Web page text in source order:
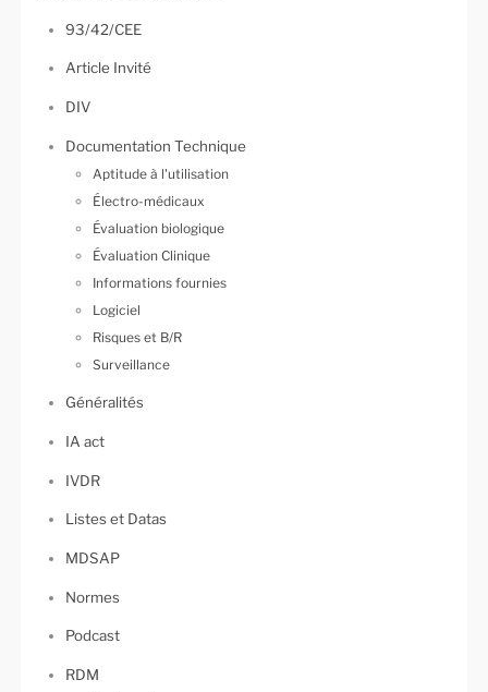
93/42/CEE
Article Invité
DIV
Documentation Technique
Aptitude à l'utilisation
Électro-médicaux
Évaluation biologique
Évaluation Clinique
Informations fournies
Logiciel
Risques et B/R
Surveillance
Généralités
IA act
IVDR
Listes et Datas
MDSAP
Normes
Podcast
RDM